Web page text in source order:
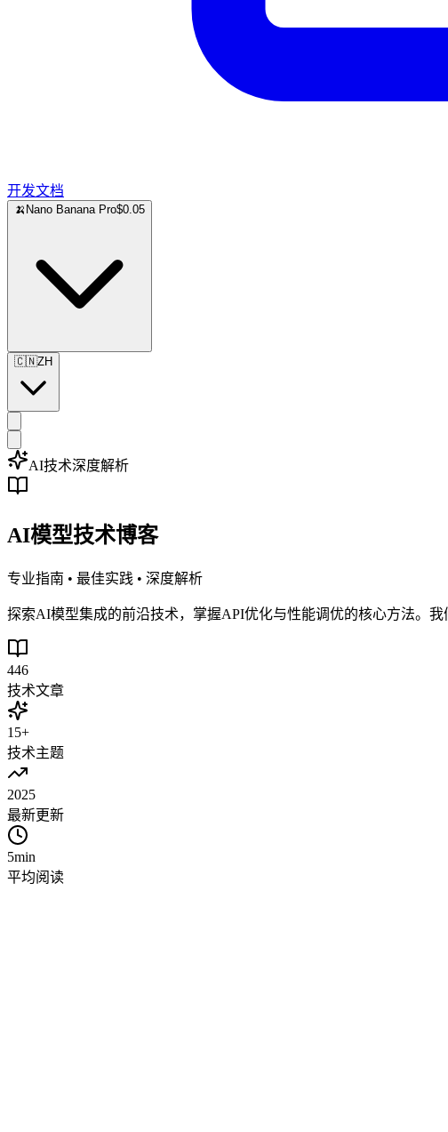
开发文档
🍌 Nano Banana Pro$0.05
🇨🇳ZH
AI技术深度解析
AI模型技术博客
专业指南 • 最佳实践 • 深度解析
探索AI模型集成的前沿技术，掌握API优化与性能调优的核心方法。
446
技术文章
15+
技术主题
2025
最新更新
5min
平均阅读